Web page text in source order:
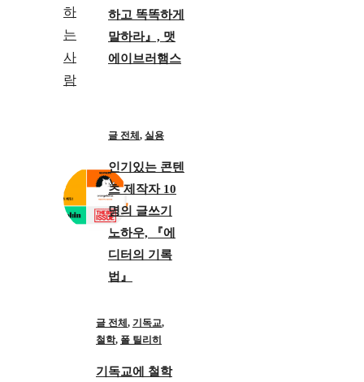
하고 똑똑하게
말하라』, 맷
에이브러햄스
글 전체 , 실용
인기있는 콘텐
츠 제작자 10
명의 글쓰기
노하우, 『에
디터의 기록
법』
글 전체 , 기독교,
철학, 폴 틸리히
기독교에 철학